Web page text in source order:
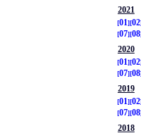
2021
01
02
07 08
2020
01
02
07 08
2019
01
02
07 08
2018